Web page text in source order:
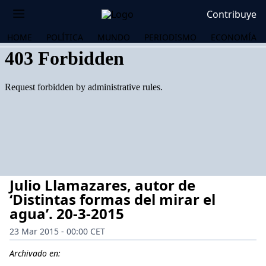
Contribuye
HOME POLÍTICA MUNDO PERIODISMO ECONOMÍA
Julio Llamazares, autor de
‘Distintas formas del mirar el
agua’. 20-3-2015
23 Mar 2015 - 00:00 CET
Archivado en: